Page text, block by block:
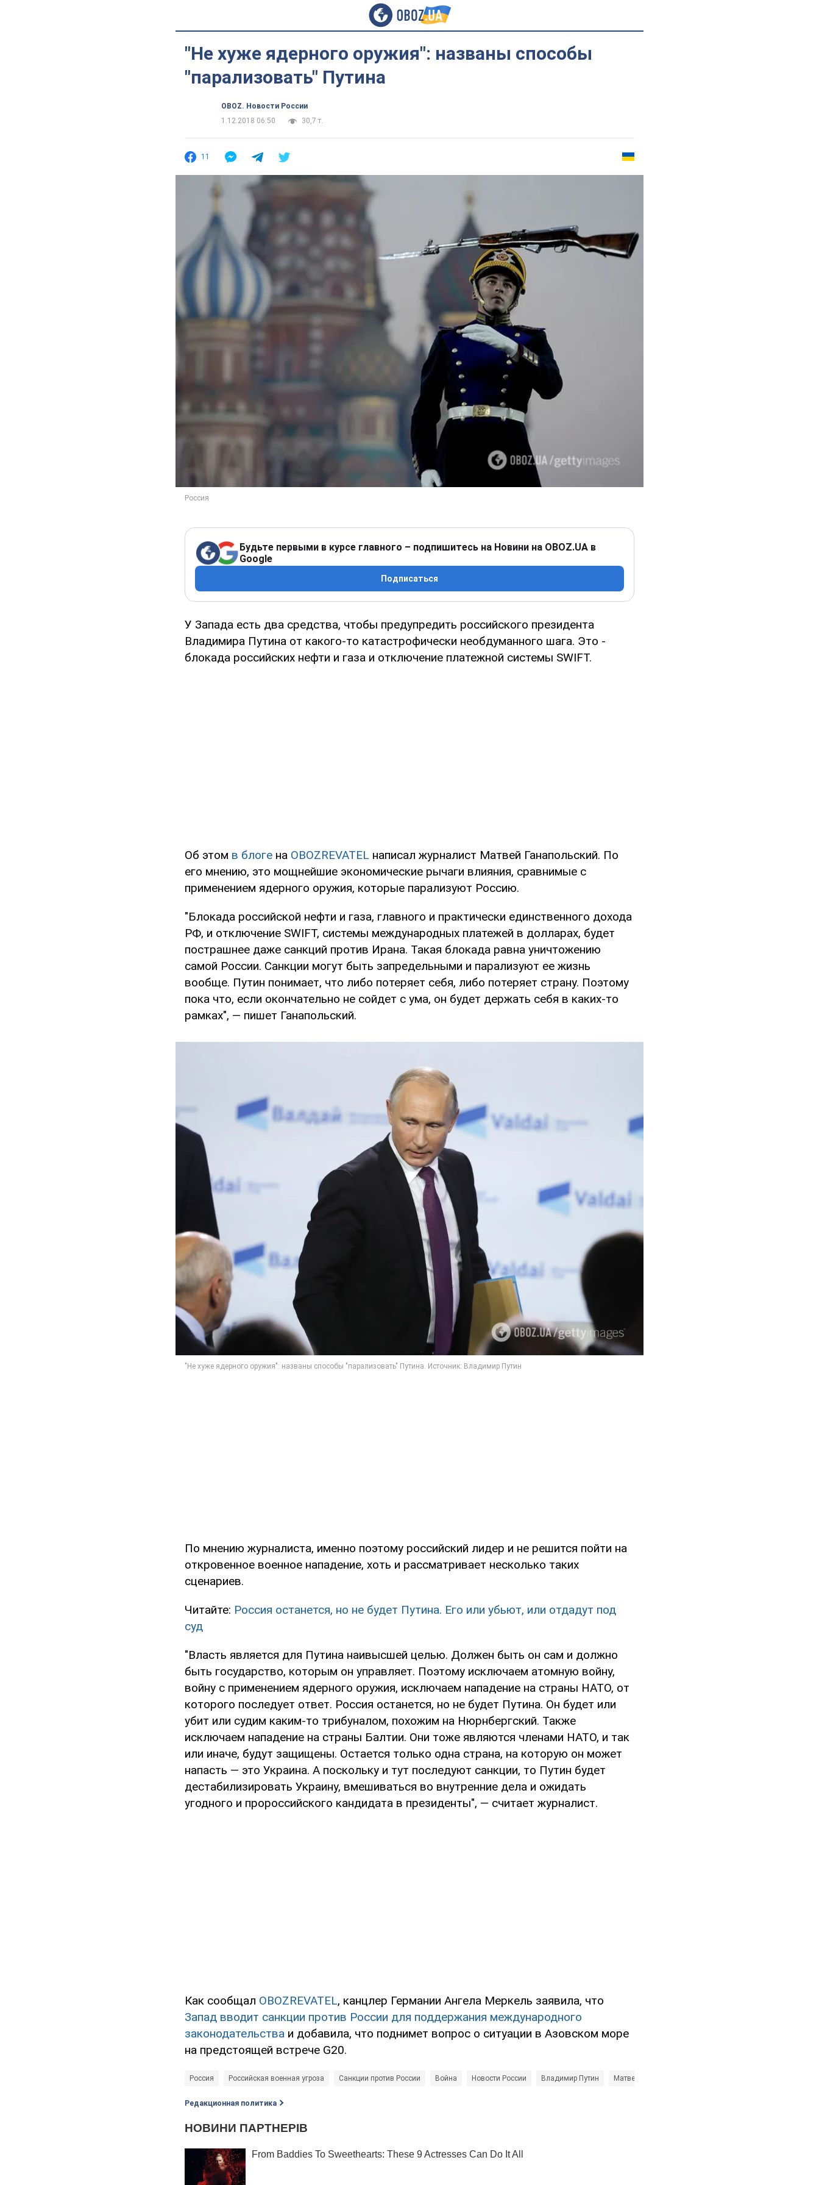
"Не хуже ядерного оружия": названы способы
"парализовать" Путина
OBOZ. Новости России
1.12.2018 06:50
30,7 т.
11
Будьте первыми в курсе главного – подпишитесь на Новини на OBOZ.UA в
Google
Подписаться
У Запада есть два средства, чтобы предупредить российского президента
Владимира Путина от какого-то катастрофически необдуманного шага. Это -
блокада российских нефти и газа и отключение платежной системы SWIFT.
Об этом в блоге на OBOZREVATEL написал журналист Матвей Ганапольский. По
его мнению, это мощнейшие экономические рычаги влияния, сравнимые с
применением ядерного оружия, которые парализуют Россию.
"Блокада российской нефти и газа, главного и практически единственного дохода
РФ, и отключение SWIFT, системы международных платежей в долларах, будет
пострашнее даже санкций против Ирана. Такая блокада равна уничтожению
самой России. Санкции могут быть запредельными и парализуют ее жизнь
вообще. Путин понимает, что либо потеряет себя, либо потеряет страну. Поэтому
пока что, если окончательно не сойдет с ума, он будет держать себя в каких-то
рамках", — пишет Ганапольский.
По мнению журналиста, именно поэтому российский лидер и не решится пойти на
откровенное военное нападение, хоть и рассматривает несколько таких
сценариев.
Читайте: Россия останется, но не будет Путина. Его или убьют, или отдадут под
суд
"Власть является для Путина наивысшей целью. Должен быть он сам и должно
быть государство, которым он управляет. Поэтому исключаем атомную войну,
войну с применением ядерного оружия, исключаем нападение на страны НАТО, от
которого последует ответ. Россия останется, но не будет Путина. Он будет или
убит или судим каким-то трибуналом, похожим на Нюрнбергский. Также
исключаем нападение на страны Балтии. Они тоже являются членами НАТО, и так
или иначе, будут защищены. Остается только одна страна, на которую он может
напасть — это Украина. А поскольку и тут последуют санкции, то Путин будет
дестабилизировать Украину, вмешиваться во внутренние дела и ожидать
угодного и пророссийского кандидата в президенты", — считает журналист.
Как сообщал OBOZREVATEL, канцлер Германии Ангела Меркель заявила, что
Запад вводит санкции против России для поддержания международного
законодательства и добавила, что поднимет вопрос о ситуации в Азовском море
на предстоящей встрече G20.
Россия Российская военная угроза Санкции против России Война Новости России Владимир Путин Матвей Ганапольский
Редакционная политика